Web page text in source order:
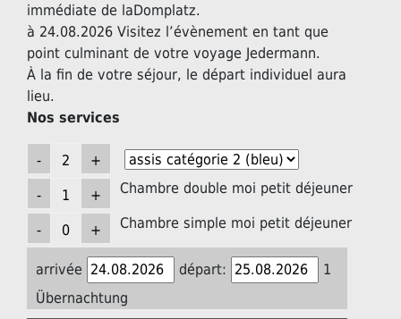
immédiate de laDomplatz.
à 24.08.2026 Visitez l’évènement en tant que
point culminant de votre voyage Jedermann.
À la fin de votre séjour, le départ individuel aura
lieu.
Nos services
Chambre double moi petit déjeuner
Chambre simple moi petit déjeuner
arrivée départ:
1
Übernachtung